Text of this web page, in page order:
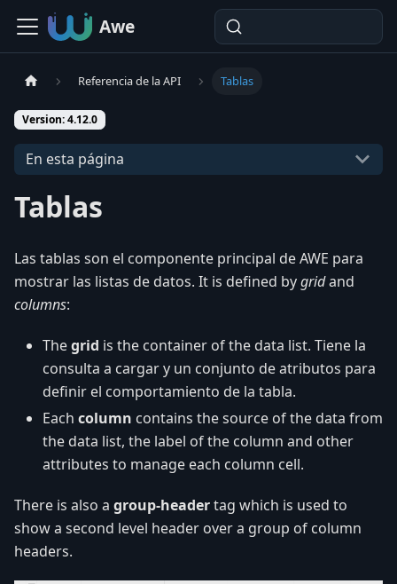
Awe
Referencia de la API Tablas
Version: 4.12.0
En esta página
Tablas
Las tablas son el componente principal de AWE para
mostrar las listas de datos. It is defined bygridand
columns:
Thegrid is the container of the data list. Tiene la
consulta a cargar y un conjunto de atributos para
definir el comportamiento de la tabla.
Each column contains the source of the data from
the data list, the label of the column and other
attributes to manage each column cell.
There is also a group-headertag which is used to
show a second level header over a group of column
headers.